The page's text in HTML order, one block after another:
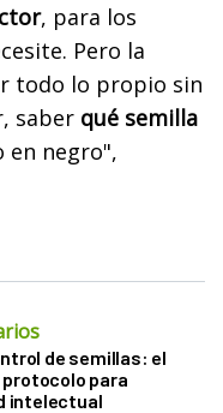
, para los
Pero la
todo lo propio sin
saber qué semilla
en negro",
de semillas: el
para
intelectual